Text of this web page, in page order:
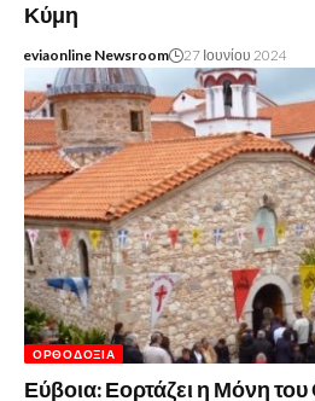
Κύμη
eviaonline Newsroom 27 Ιουνίου 2024
ΟΡΘΟΔΟΞΊΑ
Εύβοια: Εορτάζει η Μόνη